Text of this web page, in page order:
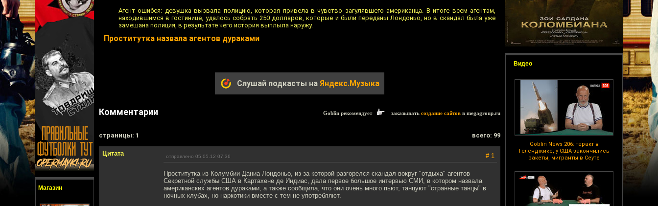
Магазин
Видео
Goblin News 206: теракт в
Геленджике, у США закончились
ракеты, мигранты в Сеуте
Агент ошибся: девушка вызвала полицию, которая привела в чувство загулявшего американца. В итоге всем агентам,
находившимся в гостинице, удалось собрать 250 долларов, которые и были переданы Лондоньо, но в скандал была уже
замешана полиция, в результате чего история выплыла наружу.
Проститутка назвала агентов дураками
Слушай подкасты на Яндекс.Музыка
Комментарии Goblin рекомендует заказывать создание сайтов в megagroup.ru
cтраницы: 1 всего: 99
Цитата отправлено 05.05.12 07:36 # 1
Проститутка из Колумбии Даниа Лондоньо, из-за которой разгорелся скандал вокруг "отдыха" агентов
Секретной службы США в Картахене де Индиас, дала первое большое интервью СМИ, в котором назвала
американских агентов дураками, а также сообщила, что они очень много пьют, танцуют "странные танцы" в
ночных клубах, но наркотики вместе с тем не употребляют.